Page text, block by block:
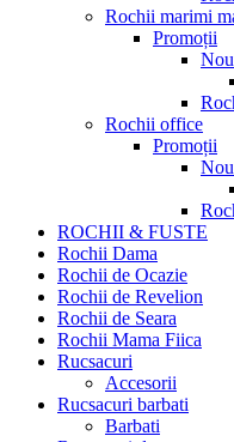
Rochii marimi
Promoții
Rochii office
Promoții
ROCHII & FUSTE
Rochii Dama
Rochii de Ocazie
Rochii de Revelion
Rochii de Seara
Rochii Mama Fiica
Rucsacuri
Accesorii
Rucsacuri barbati
Barbati